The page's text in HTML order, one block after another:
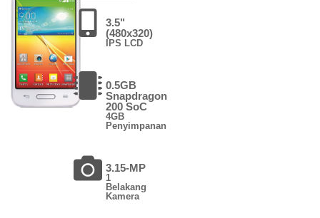
3.5"
(480x320)
IPS LCD
0.5GB
Snapdragon
200 SoC
4GB
Penyimpanan
3.15-MP
1
Belakang
Kamera